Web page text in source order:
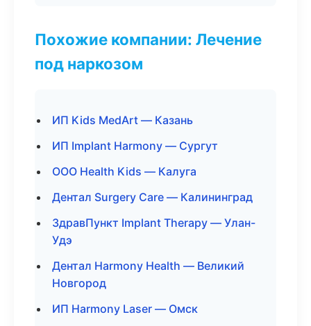
Похожие компании: Лечение
под наркозом
ИП Kids MedArt — Казань
ИП Implant Harmony — Сургут
ООО Health Kids — Калуга
Дентал Surgery Care — Калининград
ЗдравПункт Implant Therapy — Улан-
Удэ
Дентал Harmony Health — Великий
Новгород
ИП Harmony Laser — Омск